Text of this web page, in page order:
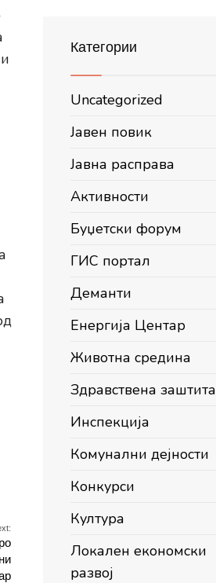
Категории
Uncategorized
Јавен повик
Јавна расправа
Активности
Буџетски форум
ГИС портал
Деманти
Енергија Центар
Животна средина
Здравствена заштита
Инспекција
Комунални дејности
Конкурси
Култура
Локален економски
развој